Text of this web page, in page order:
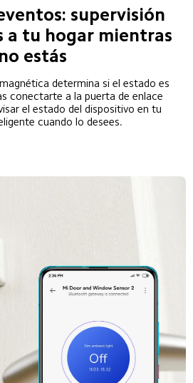
supervisión
a tu hogar mientras
no estás
determina si el estado es
conectarte a la puerta de enlace
el estado del dispositivo en tu
cuando lo desees.